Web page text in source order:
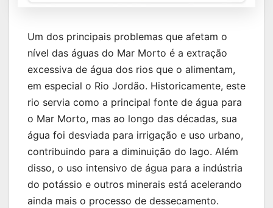
Um dos principais problemas que afetam o
nível das águas do Mar Morto é a extração
excessiva de água dos rios que o alimentam,
em especial o Rio Jordão. Historicamente, este
rio servia como a principal fonte de água para
o Mar Morto, mas ao longo das décadas, sua
água foi desviada para irrigação e uso urbano,
contribuindo para a diminuição do lago. Além
disso, o uso intensivo de água para a indústria
do potássio e outros minerais está acelerando
ainda mais o processo de dessecamento.